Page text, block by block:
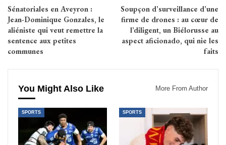
Sénatoriales en Aveyron :
Jean-Dominique Gonzales, le
aliéniste qui veut remettre la
sentence aux petites
communes
Soupçon d’surveillance d’une
firme de drones : au cœur de
l’diligent, un Biélorusse au
aspect aficionado, qui nie les
faits
You Might Also Like More From Author
SPORTS SPORTS